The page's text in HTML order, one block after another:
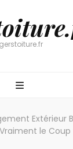
gerstoiture.fr
Extérieur
le Coup